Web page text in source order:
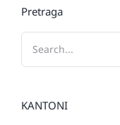
Pretraga
KANTONI